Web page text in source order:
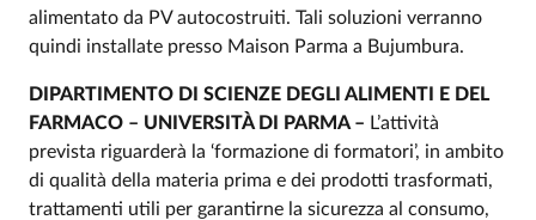
alimentato da PV autocostruiti. Tali soluzioni verranno
quindi installate presso Maison Parma a Bujumbura.
DIPARTIMENTO DI SCIENZE DEGLI ALIMENTI E DEL
FARMACO – UNIVERSITÀ DI PARMA – L’attività
prevista riguarderà la ‘formazione di formatori’, in ambito
di qualità della materia prima e dei prodotti trasformati,
trattamenti utili per garantirne la sicurezza al consumo,